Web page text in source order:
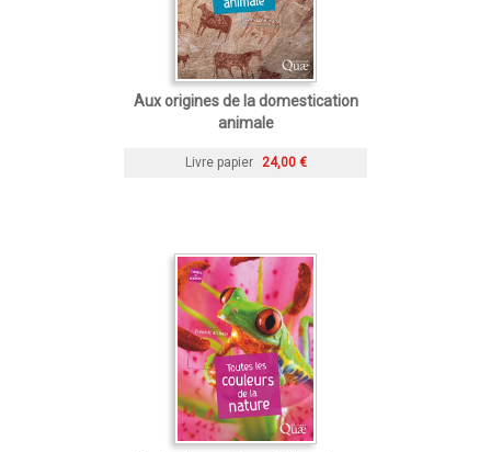
Aux origines de la domestication
animale
Livre papier 24,00 €